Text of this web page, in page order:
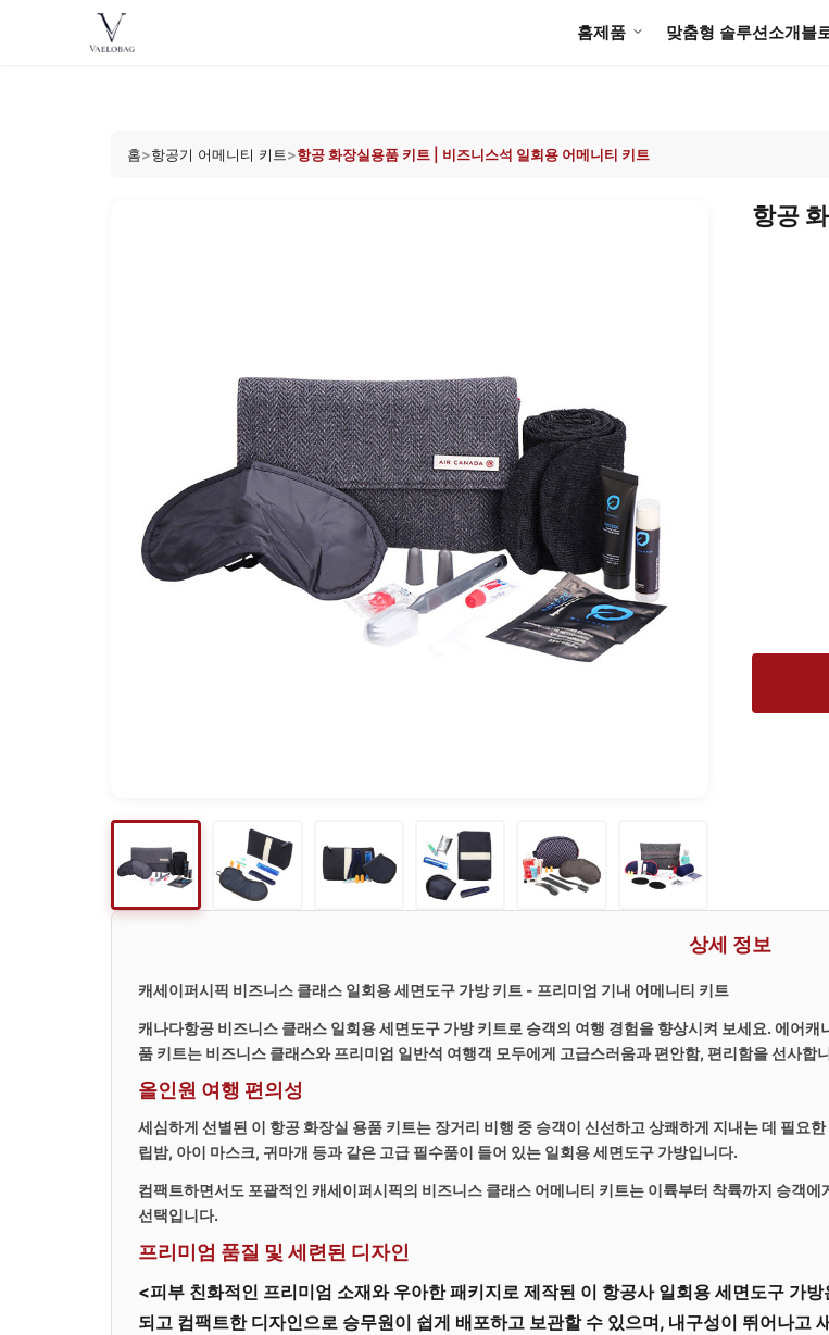
Vaelobag
홈제품 맞춤형 솔루션소개블
홈>항공기 어메니티 키트>항공 화장실용품 키트 | 비즈니스석 일회용 어메니티 키트
항공
상세 정보
캐세이퍼시픽 비즈니스 클래스 일회용 세면도구 가방 키트 - 프리미엄 기내 어메니티 키트
캐나다항공 비즈니스 클래스 일회용 세면도구 가방 키트로 승객의 여행 경험을 향상시켜 보세요. 에어
품 키트는 비즈니스 클래스와 프리미엄 일반석 여행객 모두에게 고급스러움과 편안함, 편리함을 선사합
올인원 여행 편의성
세심하게 선별된 이 항공 화장실 용품 키트는 장거리 비행 중 승객이 신선하고 상쾌하게 지내는 데 필요
립밤, 아이 마스크, 귀마개 등과 같은 고급 필수품이 들어 있는 일회용 세면도구 가방입니다.
컴팩트하면서도 포괄적인 캐세이퍼시픽의 비즈니스 클래스 어메니티 키트는 이륙부터 착륙까지 승객에
선택입니다.
프리미엄 품질 및 세련된 디자인
<피부 친화적인 프리미엄 소재와 우아한 패키지로 제작된 이 항공사 일회용 세면도구 가방
되고 컴팩트한 디자인으로 승무원이 쉽게 배포하고 보관할 수 있으며, 내구성이 뛰어나고